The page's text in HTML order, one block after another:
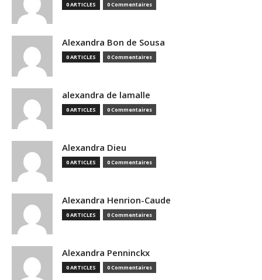
0 ARTICLES 0 Commentaires
Alexandra Bon de Sousa
0 ARTICLES 0 Commentaires
alexandra de lamalle
0 ARTICLES 0 Commentaires
Alexandra Dieu
0 ARTICLES 0 Commentaires
Alexandra Henrion-Caude
0 ARTICLES 0 Commentaires
Alexandra Penninckx
0 ARTICLES 0 Commentaires